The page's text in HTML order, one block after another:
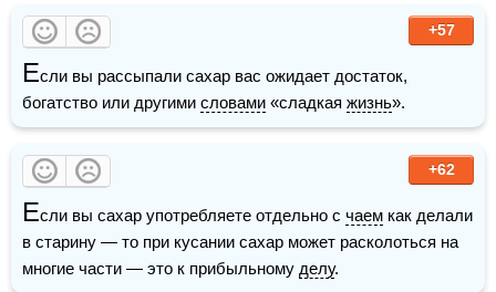
+57
Если вы рассыпали сахар вас ожидает достаток,
богатство или другими словами «сладкая жизнь».
+62
Если вы сахар употребляете отдельно с чаем как делали
в старину — то при кусании сахар может расколоться на
многие части — это к прибыльному делу.